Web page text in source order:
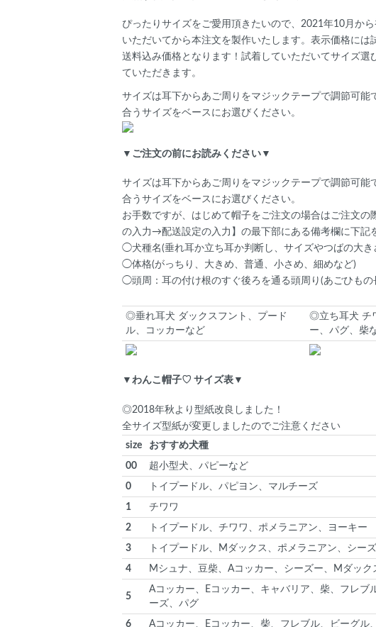
ぴったりサイズをご愛用頂きたいので、2021年10月か
いただいてから本注文を製作いたします。表示価格には
送料込み価格となります！試着していただいてサイズ選
ていただきます。
サイズは耳下からあご周りをマジックテープで調節可能
合うサイズをベースにお選びください。
▼ご注文の前にお読みください▼
サイズは耳下からあご周りをマジックテープで調節可能
合うサイズをベースにお選びください。
お手数ですが、はじめて帽子をご注文の場合はご注文
の入力→配送設定の入力】の最下部にある備考欄に下記
◯犬種名(垂れ耳か立ち耳か判断し、サイズやつばの大き
◯体格(がっちり、大きめ、普通、小さめ、細めなど)
◯頭周：耳の付け根のすぐ後ろを通る頭周り(あごひもの
◎垂れ耳犬 ダックスフント、プード
ル、コッカーなど
◎立ち耳犬 チ
ー、パグ、柴
▼わんこ帽子♡ サイズ表▼
◎2018年秋より型紙改良しました！
全サイズ型紙が変更しましたのでご注意ください
size
おすすめ犬種
00 超小型犬、パピーなど
0 トイプードル、パピヨン、マルチーズ
1 チワワ
2 トイプードル、チワワ、ポメラニアン、ヨーキー
3 トイプードル、Mダックス、ポメラニアン、シー
4 Mシュナ、豆柴、Aコッカー、シーズー、Mダック
5
Aコッカー、Eコッカー、キャバリア、柴、フレブ
ーズ、パグ
6 Aコッカー、Eコッカー、柴、フレブル、ビーグル